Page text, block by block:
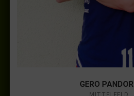
GERO
MITTELFELD